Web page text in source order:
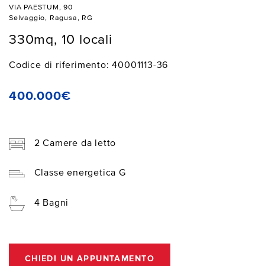
VIA PAESTUM, 90
Selvaggio, Ragusa, RG
330mq, 10 locali
Codice di riferimento: 40001113-36
400.000€
2 Camere da letto
Classe energetica G
4 Bagni
CHIEDI UN APPUNTAMENTO